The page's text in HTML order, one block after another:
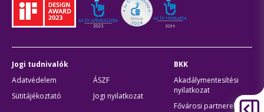
Jogi tudnivalók
Adatvédelem
ÁSZF
Sütitájékoztató
Jogi nyilatkozat
BKK
Akadálymentesítési
nyilatkozat
Fővárosi partnerek